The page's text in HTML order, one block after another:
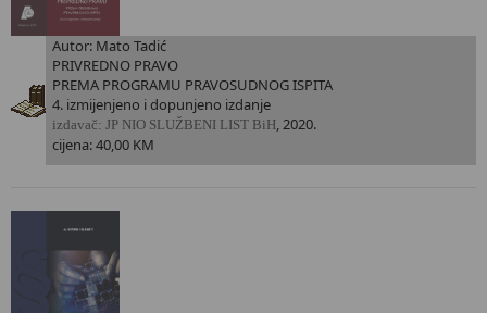
Autor: Mato Tadić
PRIVREDNO PRAVO
PREMA PROGRAMU PRAVOSUDNOG ISPITA
4. izmijenjeno i dopunjeno izdanje
izdavač: JP NIO SLUŽBENI LIST BiH, 2020.
cijena: 40,00 KM